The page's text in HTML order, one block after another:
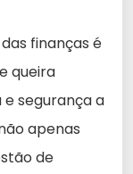
finanças é
queira
segurança a
apenas
de